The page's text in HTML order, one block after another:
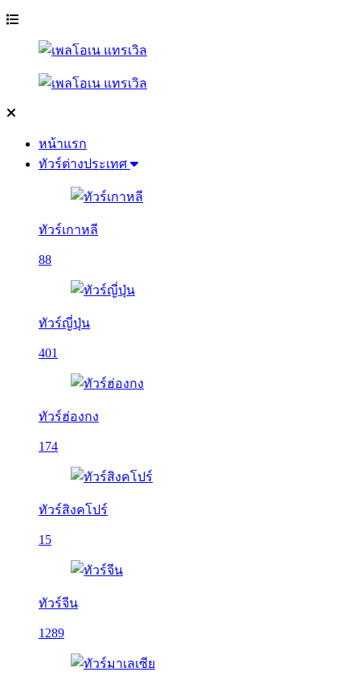
หน้าแรก
ทัวร์ต่างประเทศ
ทัวร์เกาหลี
88
ทัวร์ญี่ปุ่น
401
ทัวร์ฮ่องกง
174
ทัวร์สิงคโปร์
15
ทัวร์จีน
1289